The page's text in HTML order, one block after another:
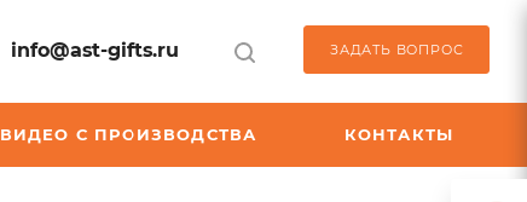
info@ast-gifts.ru ЗАДАТЬ ВОПРОС
ВИДЕО С ПРОИЗВОДСТВА КОНТАКТЫ